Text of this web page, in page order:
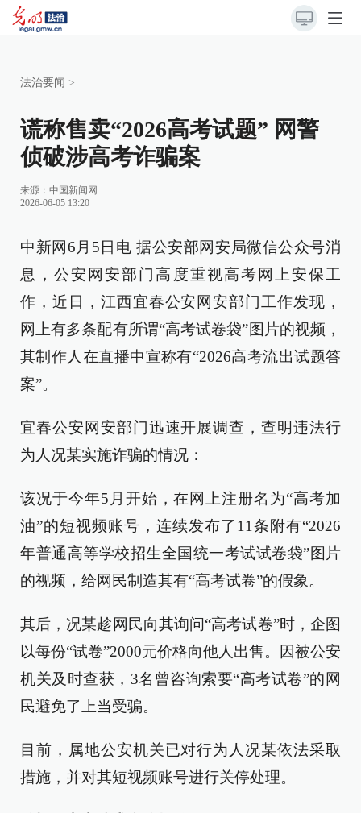
法治要闻 >
谎称售卖“2026高考试题” 网警
侦破涉高考诈骗案
来源： 中国新闻网
2026-06-05 13:20
中新网6月5日电 据公安部网安局微信公众号消
息，公安网安部门高度重视高考网上安保工
作，近日，江西宜春公安网安部门工作发现，
网上有多条配有所谓“高考试卷袋”图片的视频，
其制作人在直播中宣称有“2026高考流出试题答
案”。
宜春公安网安部门迅速开展调查，查明违法行
为人况某实施诈骗的情况：
该况于今年5月开始，在网上注册名为“高考加
油”的短视频账号，连续发布了11条附有“2026
年普通高等学校招生全国统一考试试卷袋”图片
的视频，给网民制造其有“高考试卷”的假象。
其后，况某趁网民向其询问“高考试卷”时，企图
以每份“试卷”2000元价格向他人出售。因被公安
机关及时查获，3名曾咨询索要“高考试卷”的网
民避免了上当受骗。
目前，属地公安机关已对行为人况某依法采取
措施，并对其短视频账号进行关停处理。